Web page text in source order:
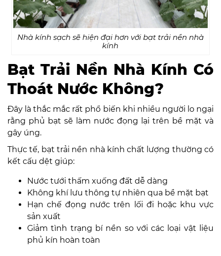
Nhà kính sạch sẽ hiện đại hơn với bạt trải nền nhà
kính
Bạt Trải Nền Nhà Kính Có
Thoát Nước Không?
Đây là thắc mắc rất phổ biến khi nhiều người lo ngại
rằng phủ bạt sẽ làm nước đọng lại trên bề mặt và
gây úng.
Thực tế, bạt trải nền nhà kính chất lượng thường có
kết cấu dệt giúp:
Nước tưới thấm xuống đất dễ dàng
Không khí lưu thông tự nhiên qua bề mặt bạt
Hạn chế đọng nước trên lối đi hoặc khu vực
sản xuất
Giảm tình trạng bí nền so với các loại vật liệu
phủ kín hoàn toàn